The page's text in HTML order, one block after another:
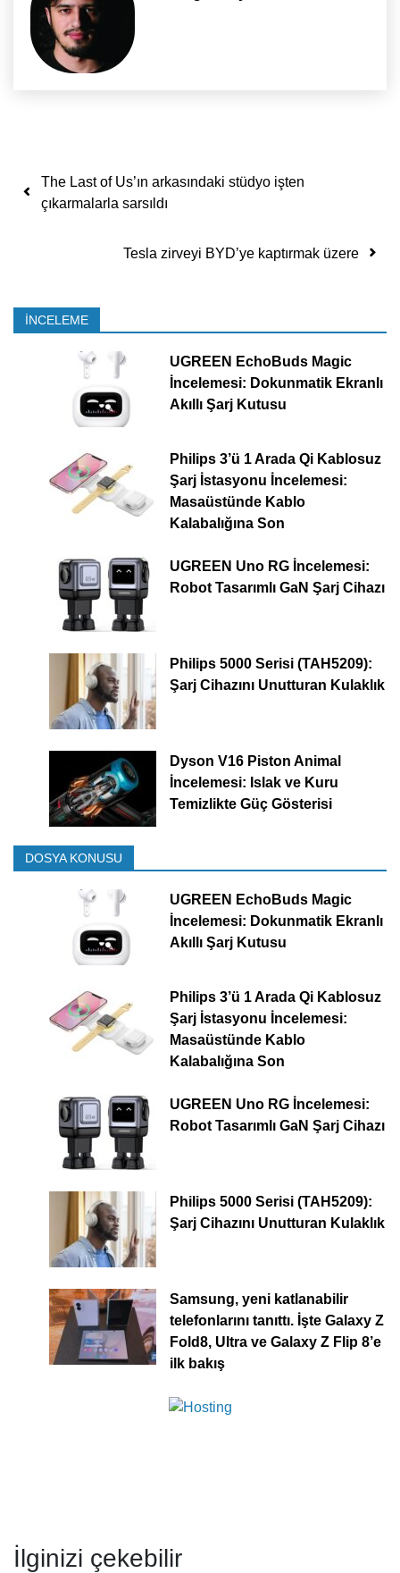
Yazı dolaşımı
The Last of Us’ın arkasındaki stüdyo işten
çıkarmalarla sarsıldı
Tesla zirveyi BYD’ye kaptırmak üzere
İNCELEME
UGREEN EchoBuds Magic
İncelemesi: Dokunmatik Ekranlı
Akıllı Şarj Kutusu
Philips 3’ü 1 Arada Qi Kablosuz
Şarj İstasyonu İncelemesi:
Masaüstünde Kablo
Kalabalığına Son
UGREEN Uno RG İncelemesi:
Robot Tasarımlı GaN Şarj Cihazı
Philips 5000 Serisi (TAH5209):
Şarj Cihazını Unutturan Kulaklık
Dyson V16 Piston Animal
İncelemesi: Islak ve Kuru
Temizlikte Güç Gösterisi
DOSYA KONUSU
UGREEN EchoBuds Magic
İncelemesi: Dokunmatik Ekranlı
Akıllı Şarj Kutusu
Philips 3’ü 1 Arada Qi Kablosuz
Şarj İstasyonu İncelemesi:
Masaüstünde Kablo
Kalabalığına Son
UGREEN Uno RG İncelemesi:
Robot Tasarımlı GaN Şarj Cihazı
Philips 5000 Serisi (TAH5209):
Şarj Cihazını Unutturan Kulaklık
Samsung, yeni katlanabilir
telefonlarını tanıttı. İşte Galaxy Z
Fold8, Ultra ve Galaxy Z Flip 8’e
ilk bakış
İlginizi çekebilir